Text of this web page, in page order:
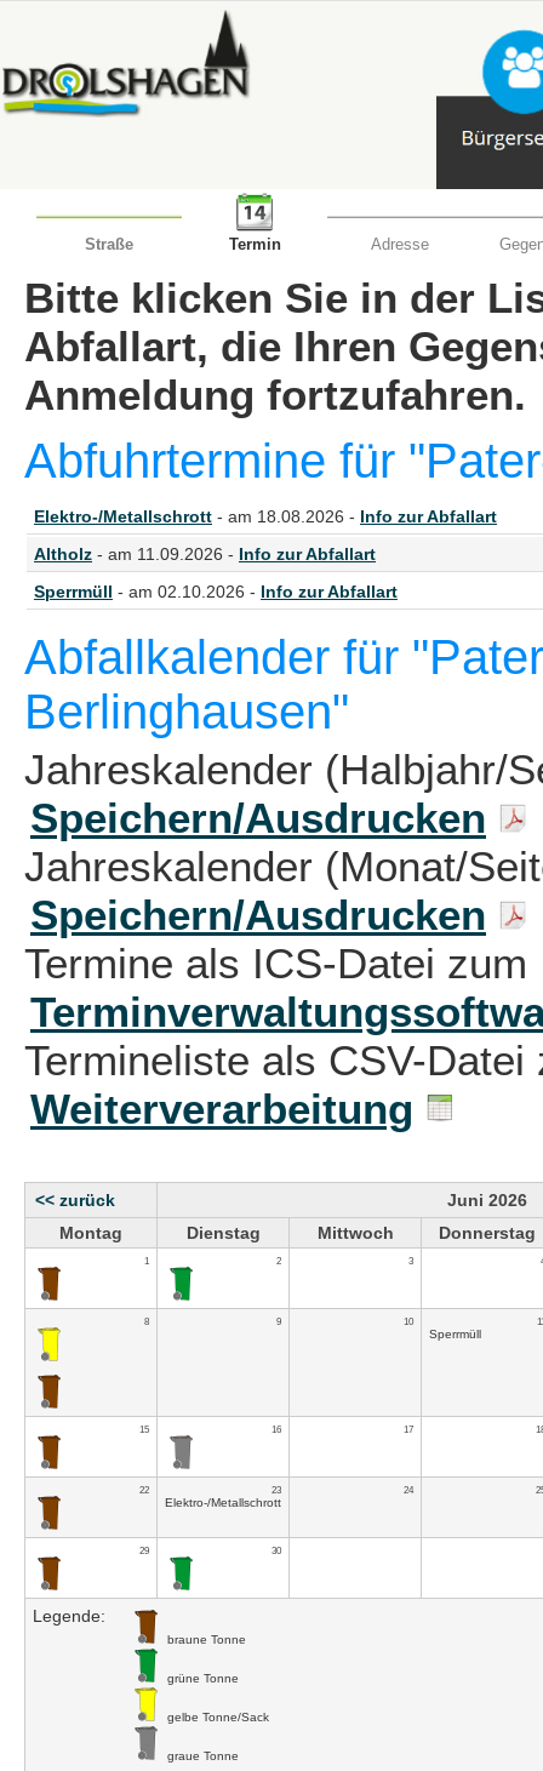
Straße Termin Adresse
Bitte klicken Sie in der
Abfallart, die Ihren
Anmeldung fortzufahren.
Abfuhrtermine für
Elektro-/Metallschrott - am 18.08.2026 - Info zur Abfallart
Altholz - am 11.09.2026 - Info zur Abfallart
Sperrmüll - am 02.10.2026 - Info zur Abfallart
Abfallkalender für
Berlinghausen"
Jahreskalender (Halbjahr/
Speichern/Ausdrucken
Jahreskalender (Monat/
Speichern/Ausdrucken
Termine als ICS-Datei zum
Termineliste als CSV-
Weiterverarbeitung
<< zurück
Juni 2026
Montag
Dienstag Mittwoch Donnerstag
1 2 3
8 9 10
Sperrmüll
15 16 17
22 23
Elektro-/Metallschrott
24
29 30
Legende:
braune Tonne
grüne Tonne
gelbe Tonne/Sack
graue Tonne